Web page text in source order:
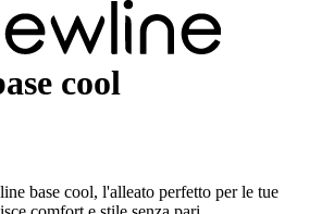
cool
base cool, l'alleato perfetto per le tue